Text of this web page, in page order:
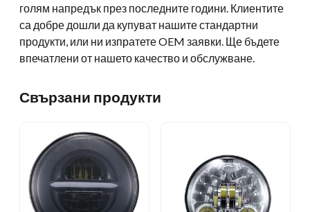
голям напредък през последните години. Клиентите
са добре дошли да купуват нашите стандартни
продукти, или ни изпратете OEM заявки. Ще бъдете
впечатлени от нашето качество и обслужване.
Свързани продукти